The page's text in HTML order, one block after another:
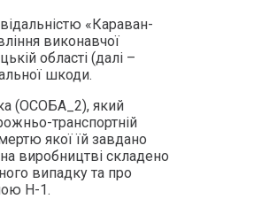
«Караван-
виконавчої
області (далі –
шкоди.
(ОСОБА_2), який
транспортній
якої їй завдано
виробництві складено
випадку та про
Н-1.